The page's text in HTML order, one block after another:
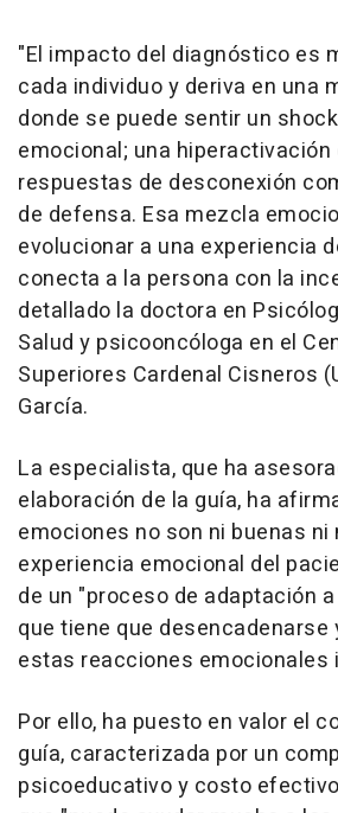
"El impacto del diagnóstico es
cada individuo y deriva en una
donde se puede sentir un
emocional; una
respuestas de desconexión
de defensa. Esa mezcla
evolucionar a una experiencia
conecta a la persona con la
detallado la doctora en
Salud y psicooncóloga en el
Superiores Cardenal Cisneros
García.
La especialista, que ha
elaboración de la guía, ha
emociones no son ni buenas ni
experiencia emocional del
de un "proceso de adaptación
que tiene que desencadenarse
estas reacciones emocionales
Por ello, ha puesto en valor el
guía, caracterizada por un
psicoeducativo y costo